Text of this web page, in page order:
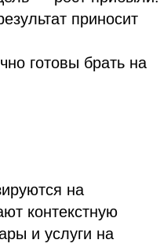
приносит
готовы брать на
на
контекстную
и услуги на